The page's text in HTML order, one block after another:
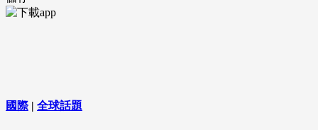
國際| 全球話題